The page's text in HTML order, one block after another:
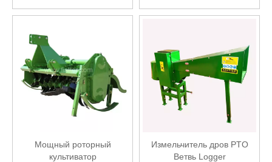
эксплуатации
Мощный роторный
культиватор
Измельчитель дров PTO
Ветвь Logger